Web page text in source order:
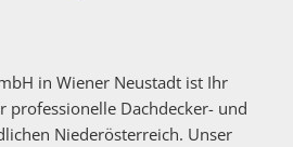
in Wiener Neustadt ist Ihr
professionelle Dachdecker- und
Niederösterreich. Unser